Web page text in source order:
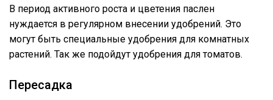
В период активного роста и цветения паслен
нуждается в регулярном внесении удобрений. Это
могут быть специальные удобрения для комнатных
растений. Так же подойдут удобрения для томатов.
Пересадка